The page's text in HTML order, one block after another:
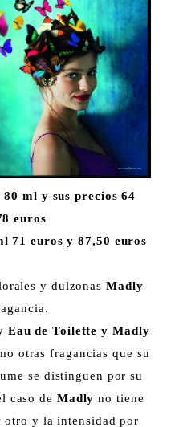
ml y sus precios 64
euros
71 euros y 87,50 euros
y dulzonas Madly
Eau de Toilette y Madly
otras fragancias que su
se distinguen por su
caso de Madly no tiene
otro y la intensidad por